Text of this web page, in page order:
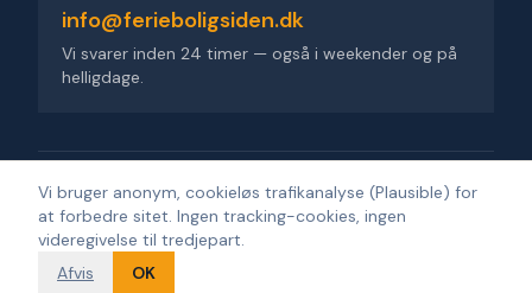
info@ferieboligsiden.dk
Vi svarer inden 24 timer — også i weekender og på
helligdage.
Ferieboligsiden ApS·Trigevej 9, 8382 Hinnerup ·CVR 36909676
© 2026Ferieboligsiden.Alle rettigheder forbeholdes.
Design'R'us
Vi bruger anonym, cookieløs trafikanalyse (Plausible) for
at forbedre sitet. Ingen tracking-cookies, ingen
videregivelse til tredjepart.
Afvis
OK